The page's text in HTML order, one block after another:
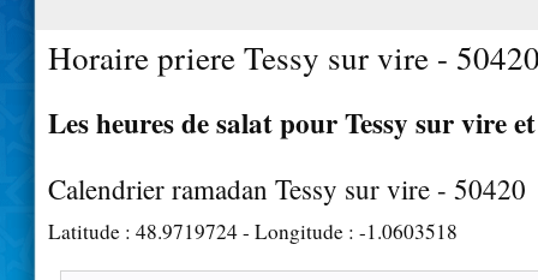
Horaire priere Tessy sur vire -
Les heures de salat pour Tessy sur vire
Calendrier ramadan Tessy sur vire - 50420
Latitude : 48.9719724- Longitude : -1.0603518